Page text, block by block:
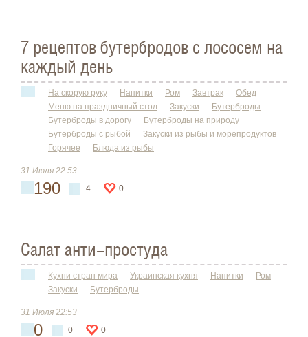
7 рецептов бутербродов с лососем на
каждый день
На скорую руку Напитки Ром Завтрак
Обед
Меню на праздничный стол
Закуски
Бутерброды
Бутерброды в дорогу
Бутерброды на природу
Бутерброды с рыбой
Закуски из рыбы и морепродуктов
Горячее
Блюда из рыбы
31 Июля 22:53
190 4 0
Cалат анти-простуда
Кухни стран мира Украинская кухня Напитки
Ром
Закуски
Бутерброды
31 Июля 22:53
0 0 0